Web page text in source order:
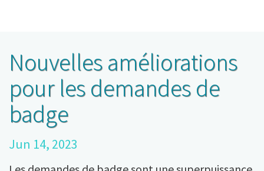
Nouvelles améliorations
pour les demandes de
badge
Jun 14, 2023